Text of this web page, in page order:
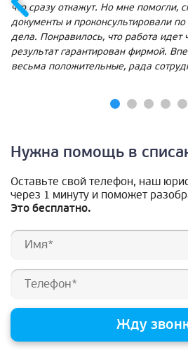
что сразу откажут. Но мне помогли,
документы и проконсультировали
дела. Понравилось, что работа идет
результат гарантирован фирмой.
весьма положительные, рада
Нужна помощь в
Оставьте свой телефон, наш
через 1 минуту и поможет
Это бесплатно.
Жду